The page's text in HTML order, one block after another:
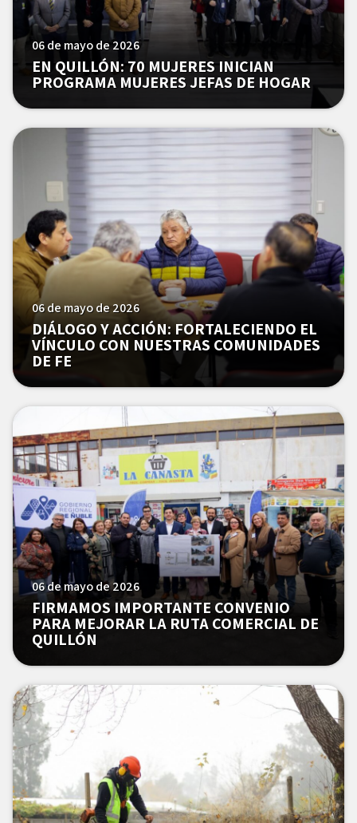
06 de mayo de 2026
EN QUILLÓN: 70 MUJERES INICIAN
PROGRAMA MUJERES JEFAS DE HOGAR
06 de mayo de 2026
DIÁLOGO Y ACCIÓN: FORTALECIENDO EL
VÍNCULO CON NUESTRAS COMUNIDADES
DE FE
06 de mayo de 2026
FIRMAMOS IMPORTANTE CONVENIO
PARA MEJORAR LA RUTA COMERCIAL DE
QUILLÓN